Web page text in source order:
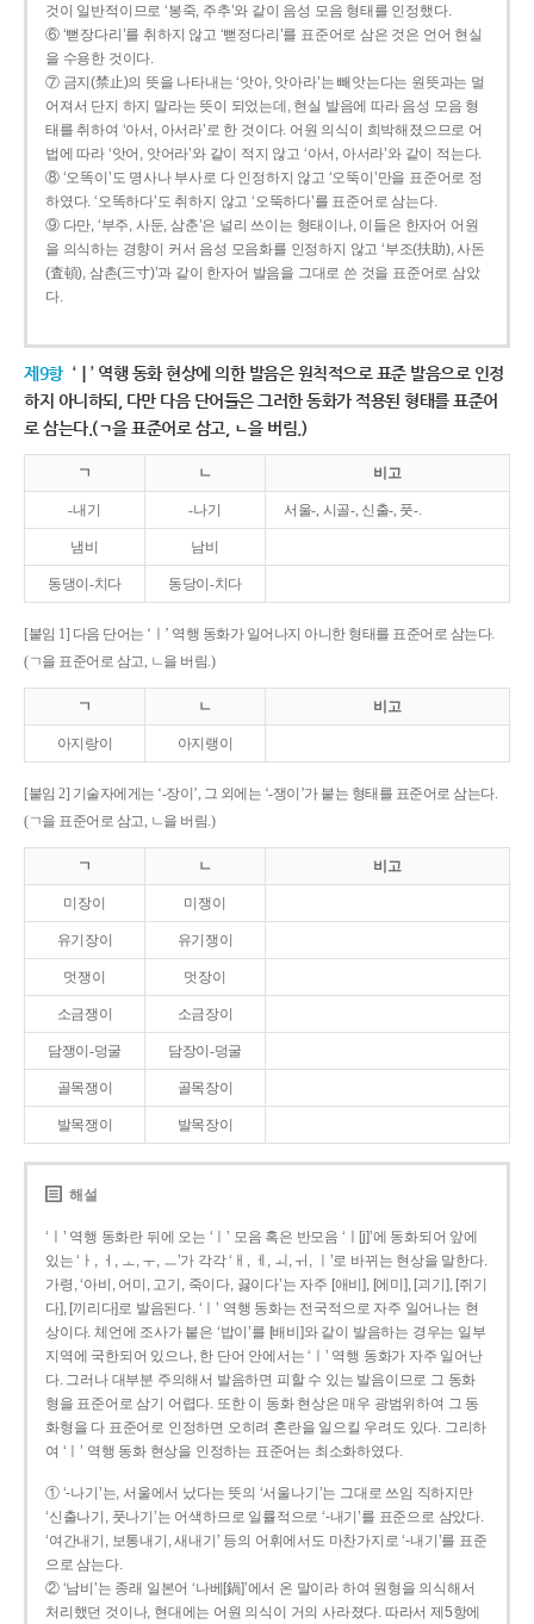
것이 일반적이므로 ‘봉죽, 주추’와 같이 음성 모음 형태를 인정했다.
⑥ ‘뻗장다리’를 취하지 않고 ‘뻗정다리’를 표준어로 삼은 것은 언어 현실
을 수용한 것이다.
⑦ 금지(禁止)의 뜻을 나타내는 ‘앗아, 앗아라’는 빼앗는다는 원뜻과는 멀
어져서 단지 하지 말라는 뜻이 되었는데, 현실 발음에 따라 음성 모음 형
태를 취하여 ‘아서, 아서라’로 한 것이다. 어원 의식이 희박해졌으므로 어
법에 따라 ‘앗어, 앗어라’와 같이 적지 않고 ‘아서, 아서라’와 같이 적는다.
⑧ ‘오똑이’도 명사나 부사로 다 인정하지 않고 ‘오뚝이’만을 표준어로 정
하였다. ‘오똑하다’도 취하지 않고 ‘오뚝하다’를 표준어로 삼는다.
⑨ 다만, ‘부주, 사둔, 삼춘’은 널리 쓰이는 형태이나, 이들은 한자어 어원
을 의식하는 경향이 커서 음성 모음화를 인정하지 않고 ‘부조(扶助), 사돈
(査頓), 삼촌(三寸)’과 같이 한자어 발음을 그대로 쓴 것을 표준어로 삼았
다.
제9항 ‘ㅣ’ 역행 동화 현상에 의한 발음은 원칙적으로 표준 발음으로 인정
하지 아니하되, 다만 다음 단어들은 그러한 동화가 적용된 형태를 표준어
로 삼는다.(ㄱ을 표준어로 삼고, ㄴ을 버림.)
ㄱ ㄴ 비고
-내기 -나기 서울-, 시골-, 신출-, 풋-.
냄비 남비
동댕이-치다 동당이-치다
[붙임 1] 다음 단어는 ‘ㅣ’ 역행 동화가 일어나지 아니한 형태를 표준어로 삼는다.
(ㄱ을 표준어로 삼고, ㄴ을 버림.)
ㄱ ㄴ 비고
아지랑이 아지랭이
[붙임 2] 기술자에게는 ‘-장이’, 그 외에는 ‘-쟁이’가 붙는 형태를 표준어로 삼는다.
(ㄱ을 표준어로 삼고, ㄴ을 버림.)
ㄱ ㄴ 비고
미장이 미쟁이
유기장이 유기쟁이
멋쟁이 멋장이
소금쟁이 소금장이
담쟁이-덩굴 담장이-덩굴
골목쟁이 골목장이
발목쟁이 발목장이
해설
‘ㅣ’ 역행 동화란 뒤에 오는 ‘ㅣ’ 모음 혹은 반모음 ‘ㅣ[j]’에 동화되어 앞에
있는 ‘ㅏ, ㅓ, ㅗ, ㅜ, ㅡ’가 각각 ‘ㅐ, ㅔ, ㅚ, ㅟ, ㅣ’로 바뀌는 현상을 말한다.
가령, ‘아비, 어미, 고기, 죽이다, 끓이다’는 자주 [애비], [에미], [괴기], [쥐기
다], [끼리다]로 발음된다. ‘ㅣ’ 역행 동화는 전국적으로 자주 일어나는 현
상이다. 체언에 조사가 붙은 ‘밥이’를 [배비]와 같이 발음하는 경우는 일부
지역에 국한되어 있으나, 한 단어 안에서는 ‘ㅣ’ 역행 동화가 자주 일어난
다. 그러나 대부분 주의해서 발음하면 피할 수 있는 발음이므로 그 동화
형을 표준어로 삼기 어렵다. 또한 이 동화 현상은 매우 광범위하여 그 동
화형을 다 표준어로 인정하면 오히려 혼란을 일으킬 우려도 있다. 그리하
여 ‘ㅣ’ 역행 동화 현상을 인정하는 표준어는 최소화하였다.
① ‘-나기’는, 서울에서 났다는 뜻의 ‘서울나기’는 그대로 쓰임 직하지만
‘신출나기, 풋나기’는 어색하므로 일률적으로 ‘-내기’를 표준으로 삼았다.
‘여간내기, 보통내기, 새내기’ 등의 어휘에서도 마찬가지로 ‘-내기’를 표준
으로 삼는다.
② ‘남비’는 종래 일본어 ‘나베[鍋]’에서 온 말이라 하여 원형을 의식해서
처리했던 것이나, 현대에는 어원 의식이 거의 사라졌다. 따라서 제5항에